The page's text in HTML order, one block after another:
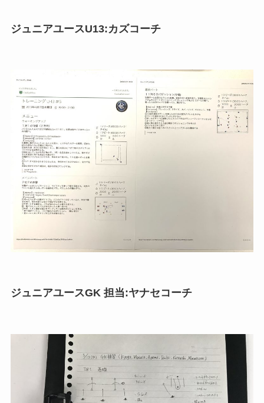
ジュニアユースU13:カズコーチ
ジュニアユースGK 担当:ヤナセコーチ